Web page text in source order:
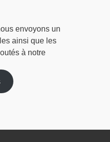
envoyons un
ainsi que les
à notre